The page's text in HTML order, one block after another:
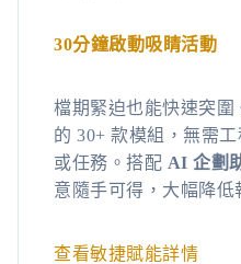
30分鐘啟動吸睛活動
檔期緊迫也能快速突圍
的 30+ 款模組，無需
或任務。搭配 AI 企劃
意隨手可得，大幅降低
查看敏捷賦能詳情